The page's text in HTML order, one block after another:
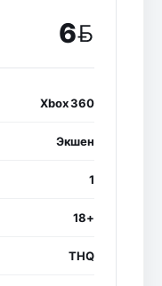
6
BYN
Xbox 360
Экшен
1
18+
THQ